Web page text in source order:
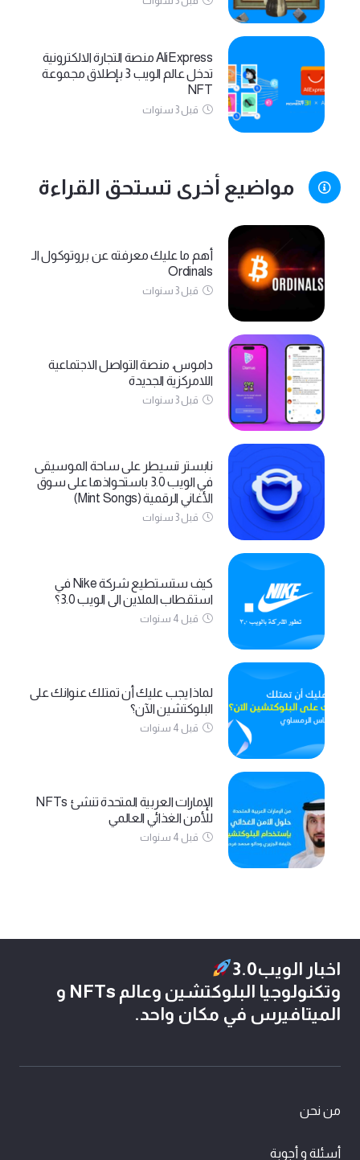
AliExpress منصة التجارة الالكترونية
تدخل عالم الويب 3 بإطلاق مجموعة
NFT
قبل 3 سنوات
مواضيع أخرى تستحق القراءة
أهم ما عليك معرفته عن بروتوكول الـ
Ordinals
قبل 3 سنوات
داموس، منصة التواصل الاجتماعية
اللامركزية الجديدة
قبل 3 سنوات
نابستر تسيطر على ساحة الموسيقى
في الويب 3.0 باستحواذها على سوق
الأغاني الرقمية (Mint Songs)
قبل 3 سنوات
كيف ستستطيع شركة Nike في
استقطاب الملاين الى الويب 3.0؟
قبل 4 سنوات
لماذا يجب عليك أن تمتلك عنوانك على
البلوكتشين الآن؟
قبل 4 سنوات
الإمارات العربية المتحدة تنشئ NFTs
للأمن الغذائي العالمي
قبل 4 سنوات
اخبار الويب3.0
وتكنولوجيا البلوكتشين وعالم NFTs و
الميتافيرس في مكان واحد.
من نحن
أسئلة و أجوبة